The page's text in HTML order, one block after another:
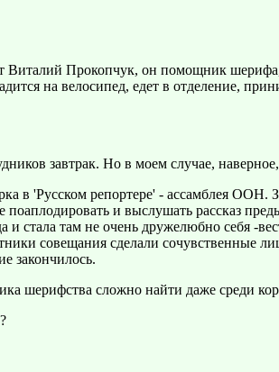
Виталий Прокопчук, он помощник
на велосипед, едет в отделение,
завтрак. Но в моем случае,
в 'Русском репортере' - ассамблея ООН.
и выслушать рассказ
стала там не очень дружелюбно себя -
совещания сделали сочувственные
закончилось.
шерифства сложно найти даже среди